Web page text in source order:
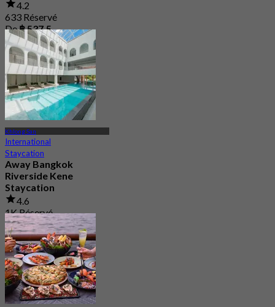
4.2
633 Réservé
De฿ 537.5
Khlong San
International
Staycation
Away Bangkok
Riverside Kene
Staycation
4.6
1K Réservé
De฿ 1,425